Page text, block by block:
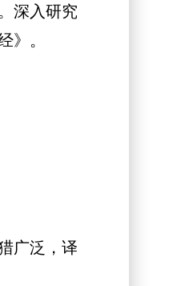
深入研究
》。
广泛，译